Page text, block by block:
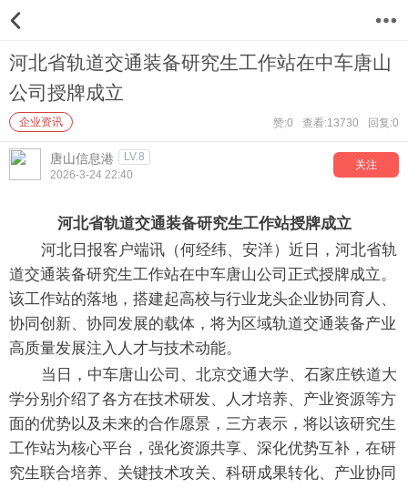
河北省轨道交通装备研究生工作站在中车唐山
公司授牌成立
企业资讯 赞:0 查看:13730 回复:0
唐山信息港 LV.8
关注
2026-3-24 22:40
河北省轨道交通装备研究生工作站授牌成立
河北日报客户端讯（何经纬、安洋）近日，河北省轨
道交通装备研究生工作站在中车唐山公司正式授牌成立。
该工作站的落地，搭建起高校与行业龙头企业协同育人、
协同创新、协同发展的载体，将为区域轨道交通装备产业
高质量发展注入人才与技术动能。
当日，中车唐山公司、北京交通大学、石家庄铁道大
学分别介绍了各方在技术研发、人才培养、产业资源等方
面的优势以及未来的合作愿景，三方表示，将以该研究生
工作站为核心平台，强化资源共享、深化优势互补，在研
究生联合培养、关键技术攻关、科研成果转化、产业协同